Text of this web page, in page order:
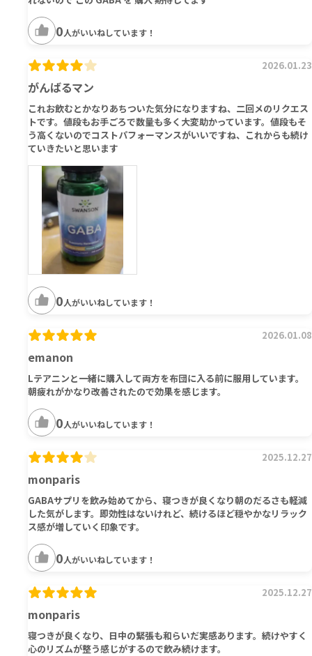
0人がいいねしています！
がんばるマン
2026.01.23
これお飲むとかなりあちついた気分になりますね、二回メのリクエス
トです。値段もお手ごろで数量も多く大変助かっています。値段もそ
う高くないのでコストパフォーマンスがいいですね、これからも続け
ていきたいと思います
0人がいいねしています！
emanon
2026.01.08
Lテアニンと一緒に購入して両方を布団に入る前に服用しています。
朝疲れがかなり改善されたので効果を感じます。
0人がいいねしています！
monparis
2025.12.27
GABAサプリを飲み始めてから、寝つきが良くなり朝のだるさも軽減
した気がします。即効性はないけれど、続けるほど穏やかなリラック
ス感が増していく印象です。
0人がいいねしています！
monparis
2025.12.27
寝つきが良くなり、日中の緊張も和らいだ実感あります。続けやすく
心のリズムが整う感じがするので飲み続けます。